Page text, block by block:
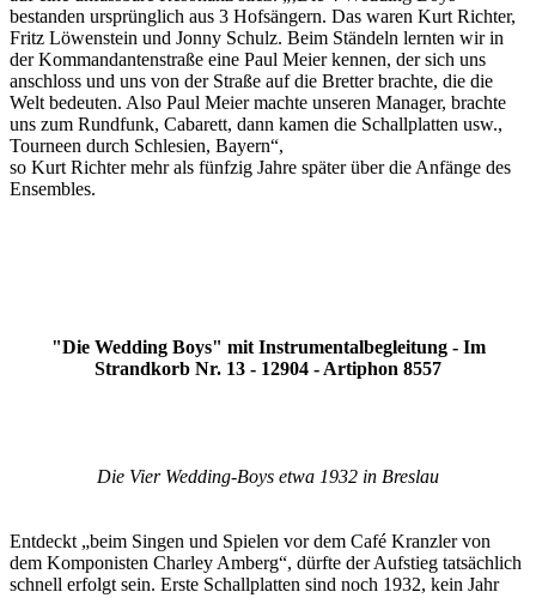
bestanden ursprünglich aus 3 Hofsängern. Das waren Kurt Richter,
Fritz Löwenstein und Jonny Schulz. Beim Ständeln lernten wir in
der Kommandantenstraße eine Paul Meier kennen, der sich uns
anschloss und uns von der Straße auf die Bretter brachte, die die
Welt bedeuten. Also Paul Meier machte unseren Manager, brachte
uns zum Rundfunk, Cabarett, dann kamen die Schallplatten usw.,
Tourneen durch Schlesien, Bayern“,
so Kurt Richter mehr als fünfzig Jahre später über die Anfänge des
Ensembles.
"Die Wedding Boys" mit Instrumentalbegleitung - Im
Strandkorb Nr. 13 - 12904 - Artiphon 8557
Die Vier Wedding-Boys etwa 1932 in Breslau
Entdeckt „beim Singen und Spielen vor dem Café Kranzler von
dem Komponisten Charley Amberg“, dürfte der Aufstieg tatsächlich
schnell erfolgt sein. Erste Schallplatten sind noch 1932, kein Jahr